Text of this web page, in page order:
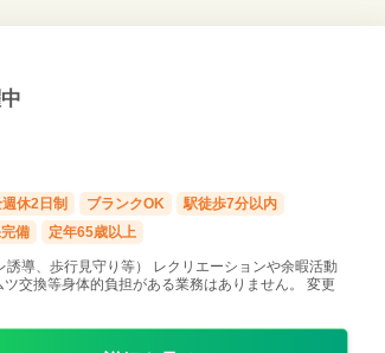
休2日制 ブランクOK
駅徒歩7分以内
備 定年65歳以上
導、歩行見守り等） レクリエーションや余暇活動
交換等身体的負担がある業務はありません。 変更